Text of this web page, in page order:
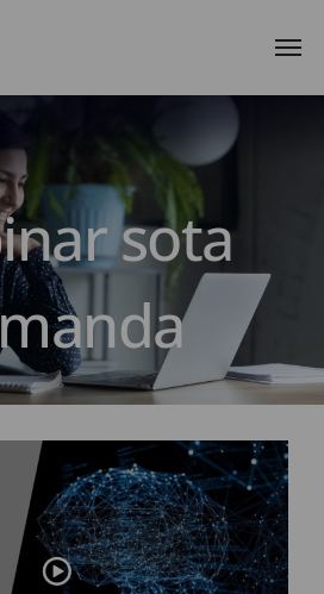
sota